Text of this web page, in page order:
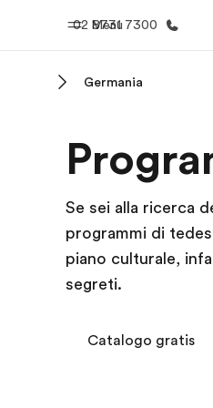
Menu
02 8731 7300
Benvenuto alla
Germania
Se sei alla ricerca
programmi di
piano culturale,
segreti.
Catalogo gratis